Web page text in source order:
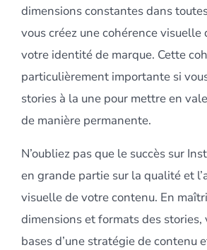
dimensions constantes dans
vous créez une cohérence visuelle
votre identité de marque. Cette
particulièrement importante si
stories à la une pour mettre en
de manière permanente.
N’oubliez pas que le succès sur
en grande partie sur la qualité et
visuelle de votre contenu. En
dimensions et formats des stories,
bases d’une stratégie de contenu